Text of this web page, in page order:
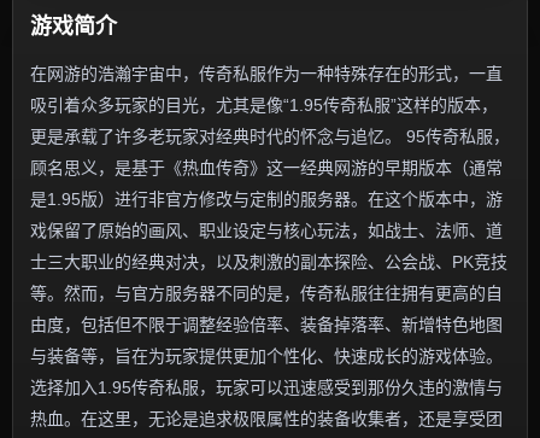
游戏简介
在网游的浩瀚宇宙中，传奇私服作为一种特殊存在的形式，一直
吸引着众多玩家的目光，尤其是像“1.95传奇私服”这样的版本，
更是承载了许多老玩家对经典时代的怀念与追忆。 95传奇私服，
顾名思义，是基于《热血传奇》这一经典网游的早期版本（通常
是1.95版）进行非官方修改与定制的服务器。在这个版本中，游
戏保留了原始的画风、职业设定与核心玩法，如战士、法师、道
士三大职业的经典对决，以及刺激的副本探险、公会战、PK竞技
等。然而，与官方服务器不同的是，传奇私服往往拥有更高的自
由度，包括但不限于调整经验倍率、装备掉落率、新增特色地图
与装备等，旨在为玩家提供更加个性化、快速成长的游戏体验。
选择加入1.95传奇私服，玩家可以迅速感受到那份久违的激情与
热血。在这里，无论是追求极限属性的装备收集者，还是享受团